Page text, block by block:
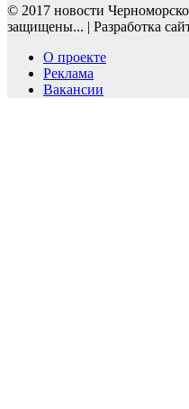
© 2017 новости
защищены... | Разработка
О проекте
Реклама
Вакансии